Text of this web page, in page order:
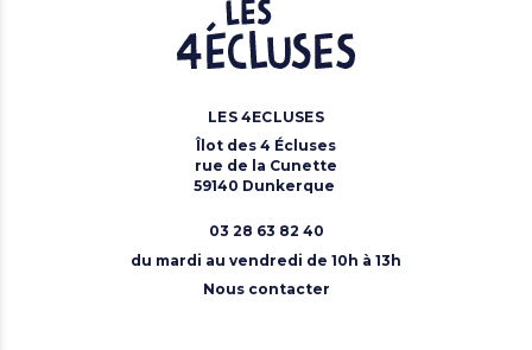
LES 4ECLUSES
Îlot des 4 Écluses
rue de la Cunette
59140 Dunkerque
03 28 63 82 40
du mardi au vendredi de 10h à 13h
Nous contacter